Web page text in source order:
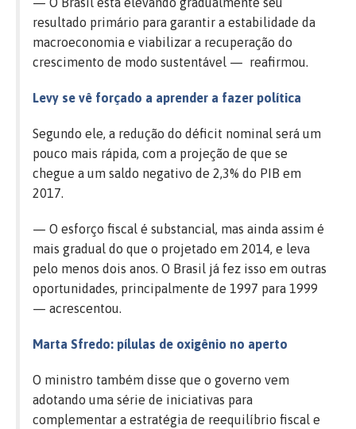
resultado primário para garantir a estabilidade da
macroeconomia e viabilizar a recuperação do
crescimento de modo sustentável — reafirmou.
Levy se vê forçado a aprender a fazer política
Segundo ele, a redução do déficit nominal será um
pouco mais rápida, com a projeção de que se
chegue a um saldo negativo de 2,3% do PIB em
2017.
— O esforço fiscal é substancial, mas ainda assim é
mais gradual do que o projetado em 2014, e leva
pelo menos dois anos. O Brasil já fez isso em outras
oportunidades, principalmente de 1997 para 1999
— acrescentou.
Marta Sfredo: pílulas de oxigênio no aperto
O ministro também disse que o governo vem
adotando uma série de iniciativas para
complementar a estratégia de reequilíbrio fiscal e